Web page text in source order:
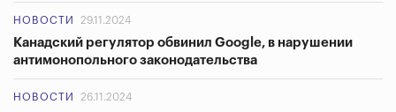
НОВОСТИ 29.11.2024
Канадский регулятор обвинил Google, в нарушении
антимонопольного законодательства
НОВОСТИ 26.11.2024